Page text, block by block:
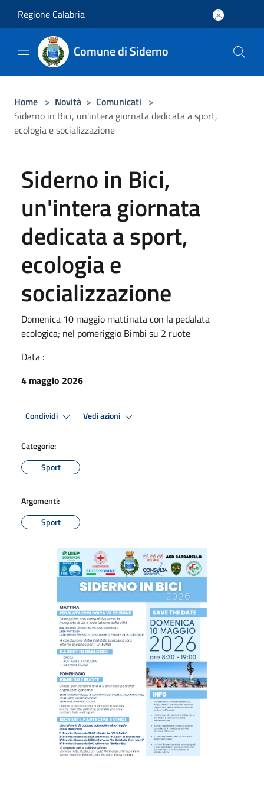
Regione Calabria
Comune di Siderno
Home > Novità > Comunicati >
Siderno in Bici, un'intera giornata dedicata a sport,
ecologia e socializzazione
Siderno in Bici,
un'intera giornata
dedicata a sport,
ecologia e
socializzazione
Domenica 10 maggio mattinata con la pedalata
ecologica; nel pomeriggio Bimbi su 2 ruote
Data :
4 maggio 2026
Condividi Vedi azioni
Categorie:
Sport
Argomenti:
Sport